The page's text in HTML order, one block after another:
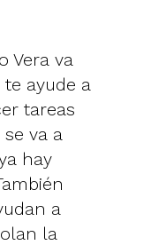
Vera va
ayude a
tareas
va a
hay
a
la